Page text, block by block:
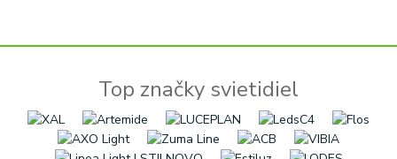
Top značky svietidiel